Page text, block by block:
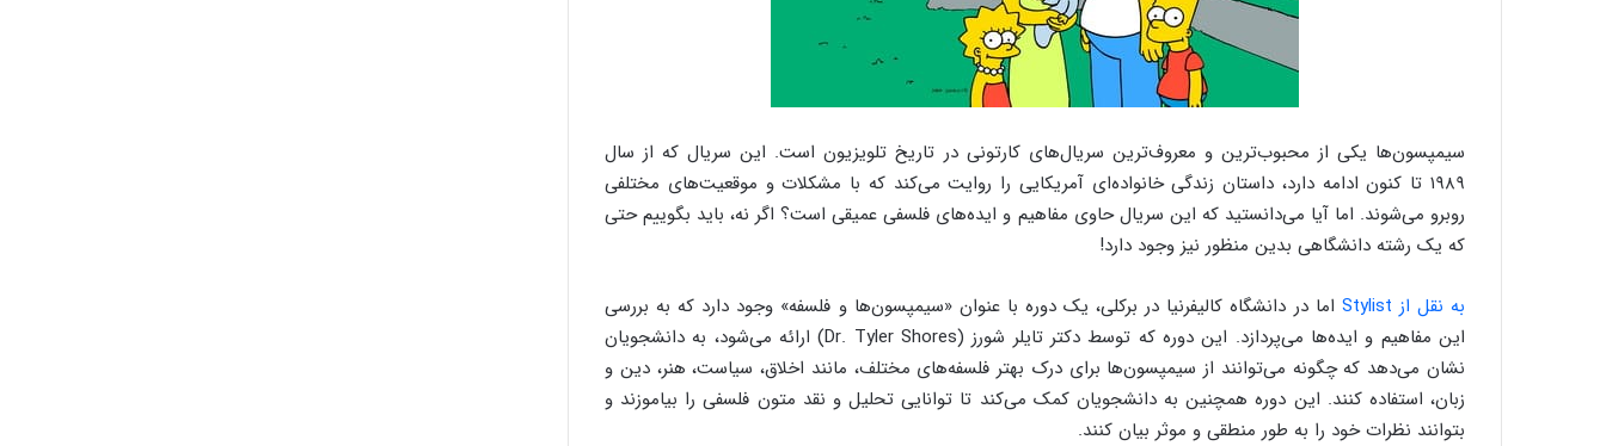
سیمپسون‌ها یکی از محبوب‌ترین و معروف‌ترین سریال‌های کارتونی در تاریخ تلویزیون است. این سریال که از سال
۱۹۸۹ تا کنون ادامه دارد، داستان زندگی خانواده‌ای آمریکایی را روایت می‌کند که با مشکلات و موقعیت‌های مختلفی
روبرو می‌شوند. اما آیا می‌دانستید که این سریال حاوی مفاهیم و ایده‌های فلسفی عمیقی است؟ اگر نه، باید بگوییم حتی
که یک رشته دانشگاهی بدین منظور نیز وجود دارد!
به نقل از Stylist
اما در دانشگاه کالیفرنیا در برکلی، یک دوره با عنوان «سیمپسون‌ها و فلسفه» وجود دارد که به بررسی
این مفاهیم و ایده‌ها می‌پردازد. این دوره که توسط دکتر تایلر شورز (Dr. Tyler Shores) ارائه می‌شود، به دانشجویان
نشان می‌دهد که چگونه می‌توانند از سیمپسون‌ها برای درک بهتر فلسفه‌های مختلف، مانند اخلاق، سیاست، هنر، دین و
زبان، استفاده کنند. این دوره همچنین به دانشجویان کمک می‌کند تا توانایی تحلیل و نقد متون فلسفی را بیاموزند و
بتوانند نظرات خود را به طور منطقی و موثر بیان کنند.